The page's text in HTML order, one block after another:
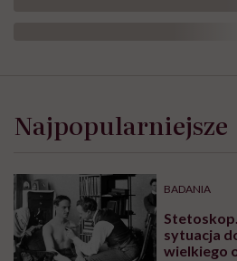
Najpopularniejsze
BADANIA
sytuacja
wielkiego